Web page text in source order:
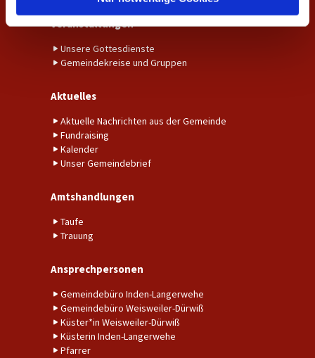
Veranstaltungen
Unsere Gottesdienste
Gemeindekreise und Gruppen
Aktuelles
Aktuelle Nachrichten aus der Gemeinde
Fundraising
Kalender
Unser Gemeindebrief
Amtshandlungen
Taufe
Trauung
Ansprechpersonen
Gemeindebüro Inden-Langerwehe
Gemeindebüro Weisweiler-Dürwiß
Küster*in Weisweiler-Dürwiß
Küsterin Inden-Langerwehe
Pfarrer